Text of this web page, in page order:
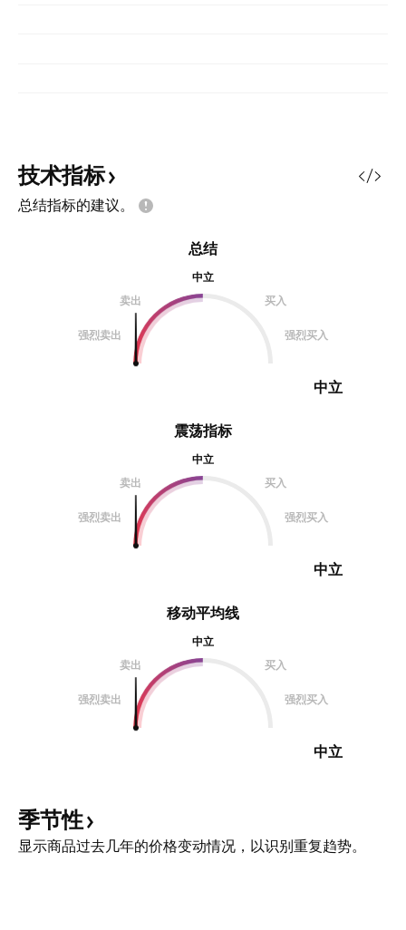
技术指标
总结指标的建议。
震荡指标
中立
卖出
买入
强烈卖出 强烈买入
中立
总结
中立
卖出
买入
强烈卖出 强烈买入
中立
移动平均线
中立
卖出
买入
强烈卖出 强烈买入
中立
季节性
显示商品过去几年的价格变动情况，以识别重复趋势。